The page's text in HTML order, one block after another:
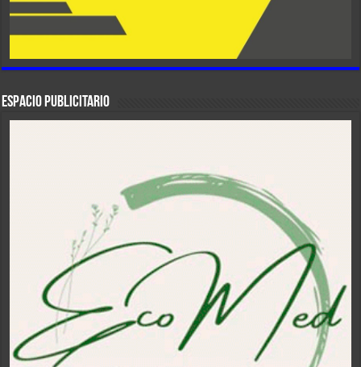
ESPACIO PUBLICITARIO